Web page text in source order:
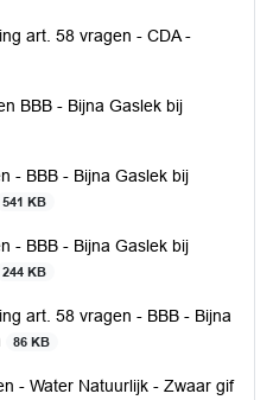
art. 58 vragen - CDA -
BBB - Bijna Gaslek bij
- BBB - Bijna Gaslek bij
541 KB
- BBB - Bijna Gaslek bij
244 KB
art. 58 vragen - BBB - Bijna
86 KB
- Water Natuurlijk - Zwaar gif